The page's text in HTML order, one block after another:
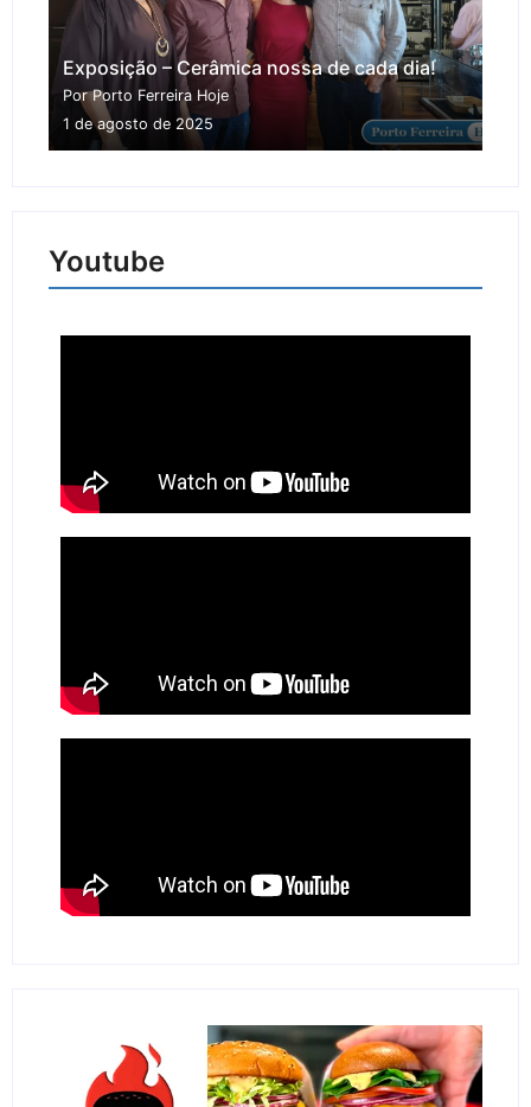
Exposição – Cerâmica nossa de cada dia!
Por Porto Ferreira Hoje
1 de agosto de 2025
Youtube